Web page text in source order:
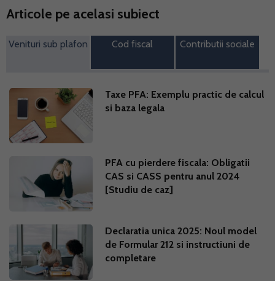
Articole pe acelasi subiect
Venituri sub plafon Cod fiscal Contributii sociale
Taxe PFA: Exemplu practic de calcul
si baza legala
PFA cu pierdere fiscala: Obligatii
CAS si CASS pentru anul 2024
[Studiu de caz]
Declaratia unica 2025: Noul model
de Formular 212 si instructiuni de
completare